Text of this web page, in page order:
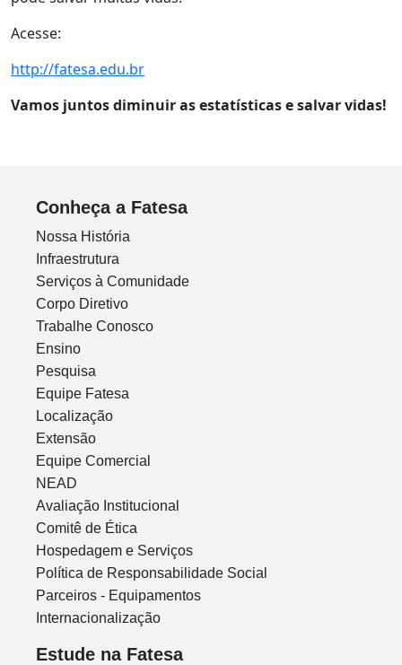
Acesse:
http://fatesa.edu.br
Vamos juntos diminuir as estatísticas e salvar vidas!
Conheça a Fatesa
Nossa História
Infraestrutura
Serviços à Comunidade
Corpo Diretivo
Trabalhe Conosco
Ensino
Pesquisa
Equipe Fatesa
Localização
Extensão
Equipe Comercial
NEAD
Avaliação Institucional
Comitê de Ética
Hospedagem e Serviços
Política de Responsabilidade Social
Parceiros - Equipamentos
Internacionalização
Estude na Fatesa